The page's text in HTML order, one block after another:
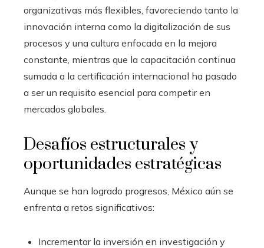
organizativas más flexibles, favoreciendo tanto la
innovación interna como la digitalización de sus
procesos y una cultura enfocada en la mejora
constante, mientras que la capacitación continua
sumada a la certificación internacional ha pasado
a ser un requisito esencial para competir en
mercados globales.
Desafíos estructurales y
oportunidades estratégicas
Aunque se han logrado progresos, México aún se
enfrenta a retos significativos:
Incrementar la inversión en investigación y